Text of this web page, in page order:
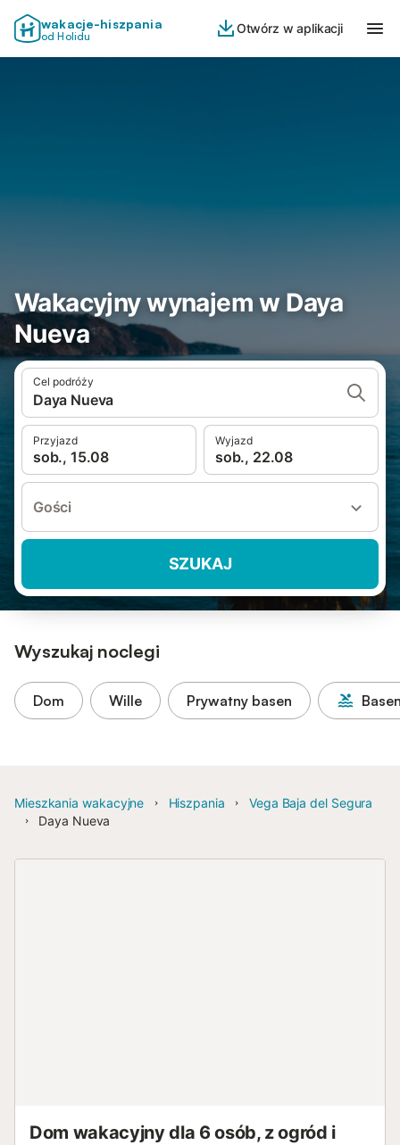
wakacje-hiszpania
od Holidu
Otwórz w aplikacji
Wakacyjny wynajem w Daya
Nueva
Cel podróży
Daya Nueva
Przyjazd
sob., 15.08
Wyjazd
sob., 22.08
Gości
SZUKAJ
Wyszukaj noclegi
Dom Wille Prywatny basen
Mieszkania wakacyjne Hiszpania
Vega Baja del Segura
Daya Nueva
Dom wakacyjny dla 6 osób, z ogród i